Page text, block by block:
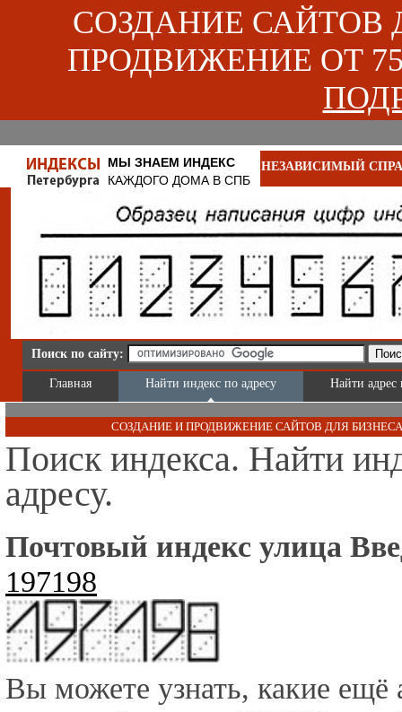
СОЗДАНИЕ САЙТОВ
ПРОДВИЖЕНИЕ ОТ
МЫ ЗНАЕМ ИНДЕКС
КАЖДОГО ДОМА В СПБ
НЕЗАВИСИМЫЙ
Поиск по сайту:
Главная Найти индекс по адресу Найти адрес
СОЗДАНИЕ И ПРОДВИЖЕНИЕ САЙТОВ ДЛЯ
Поиск индекса. Найти
адресу.
Почтовый индекс улица
197198
Вы можете узнать, какие ещё